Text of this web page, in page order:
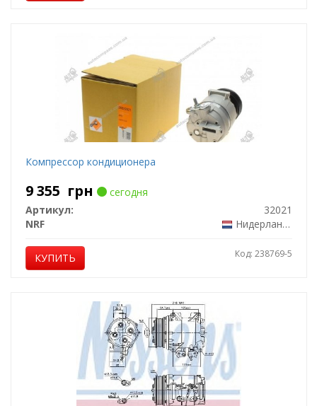
Компрессор кондиционера
9 355 грн
сегодня
Артикул:
32021
NRF
Нидерланды
КУПИТЬ Код: 238769-5